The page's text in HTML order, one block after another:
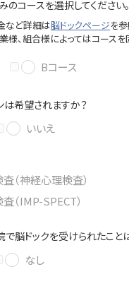
Close
のコースを選択してください。
など詳細は脳ドックページを参
、組合様によってはコースを
Bコース
は希望されますか？
いいえ
（神経心理検査）
（IMP-SPECT）
で脳ドックを受けられたこと
なし